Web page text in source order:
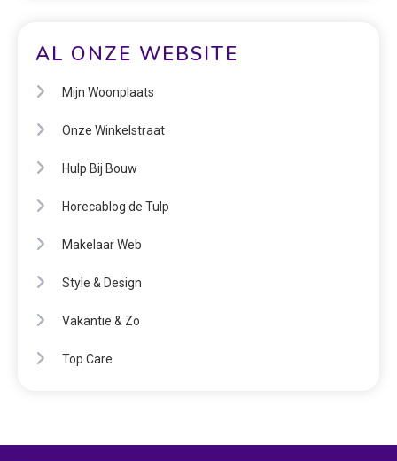
AL ONZE WEBSITE
Mijn Woonplaats
Onze Winkelstraat
Hulp Bij Bouw
Horecablog de Tulp
Makelaar Web
Style & Design
Vakantie & Zo
Top Care